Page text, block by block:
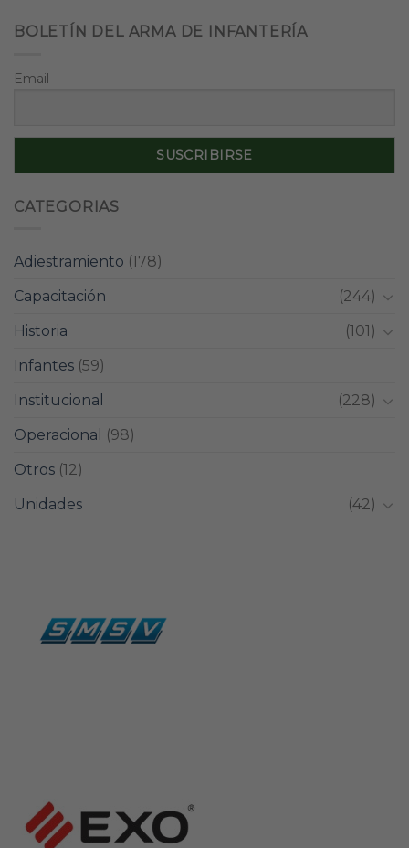
BOLETÍN DEL ARMA DE INFANTERÍA
Email
CATEGORIAS
Adiestramiento (178)
Capacitación
(244)
Historia
(101)
Infantes (59)
Institucional
(228)
Operacional
(98)
Otros (12)
Unidades
(42)